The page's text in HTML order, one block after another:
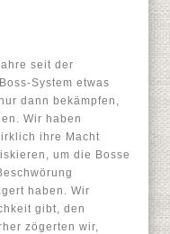
seit der
System etwas
dann bekämpfen,
Wir haben
ihre Macht
um die Bosse
haben. Wir
gibt, den
zögerten wir,